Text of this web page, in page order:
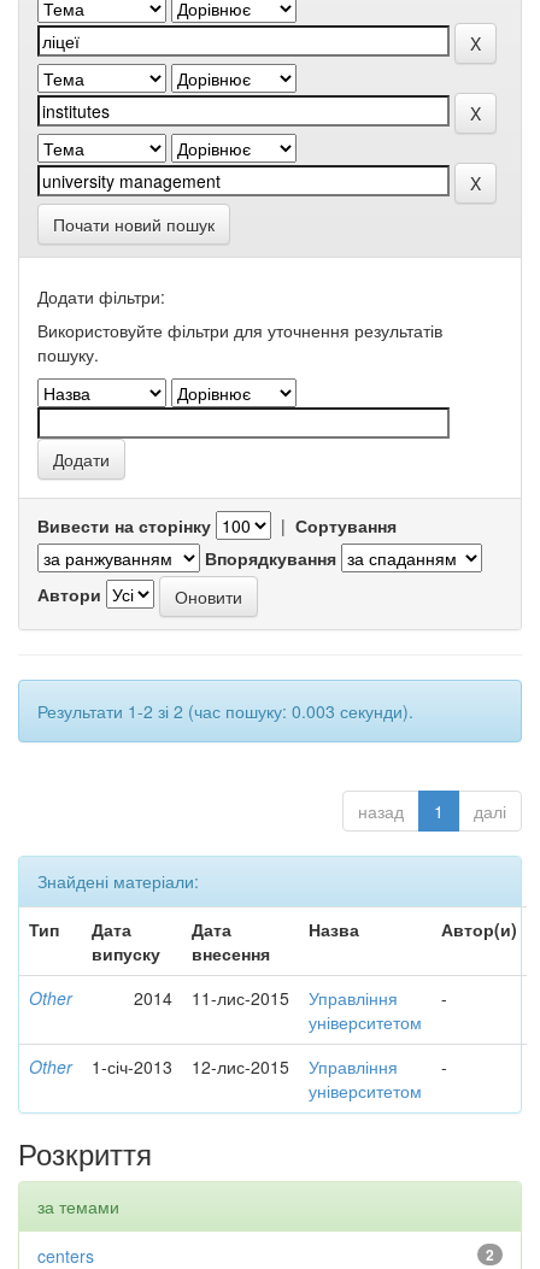
Почати новий пошук
Додати фільтри:
Використовуйте фільтри для уточнення результатів
пошуку.
Вивести на сторінку | Сортування
Впорядкування
Автори
Результати 1-2 зі 2 (час пошуку: 0.003 секунди).
назад 1 далі
Знайдені матеріали:
Тип
Дата
випуску
Дата
внесення
Назва Автор(и)
Other 2014 11-лис-2015
Управління
університетом
-
Other 1-січ-2013 12-лис-2015
Управління
університетом
-
Розкриття
за темами
2
centers